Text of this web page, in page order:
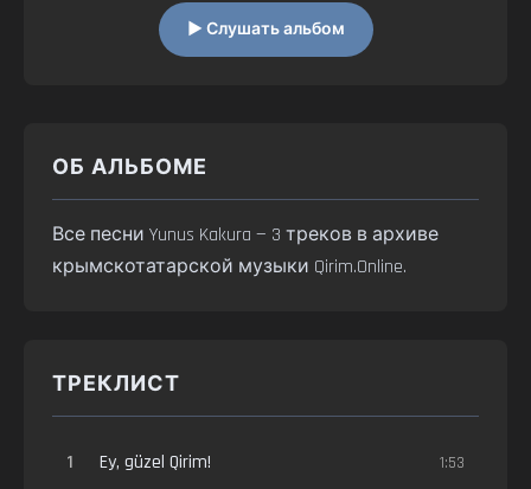
▶ Слушать альбом
ОБ АЛЬБОМЕ
Все песни Yunus Kakura — 3 треков в архиве
крымскотатарской музыки Qirim.Online.
ТРЕКЛИСТ
1 Ey, güzel Qirim! 1:53